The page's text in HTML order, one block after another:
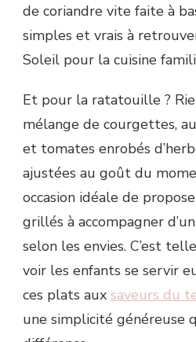
de coriandre vite faite à
simples et vrais à
Soleil pour la cuisine
Et pour la ratatouille ?
mélange de courgettes,
et tomates enrobés
ajustées au goût du
occasion idéale de
grillés à accompagner
selon les envies. C’est
voir les enfants se servir
ces plats aux saveurs du
une simplicité généreuse